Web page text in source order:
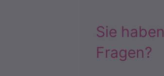
Sie haben
Fragen?